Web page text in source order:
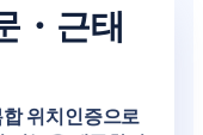
・근태
위치인증으로